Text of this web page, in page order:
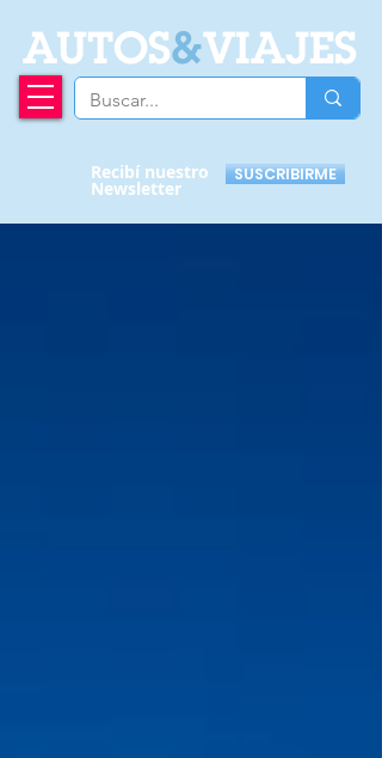
AUTOS&VIAJES
Recibí nuestro
Newsletter
SUSCRIBIRME